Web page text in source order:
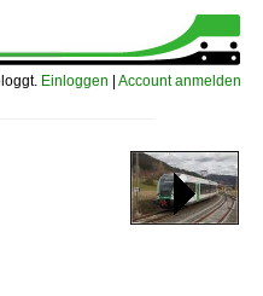
Einloggen Account anmelden